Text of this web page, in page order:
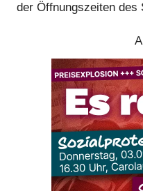
der Öffnungszeiten des